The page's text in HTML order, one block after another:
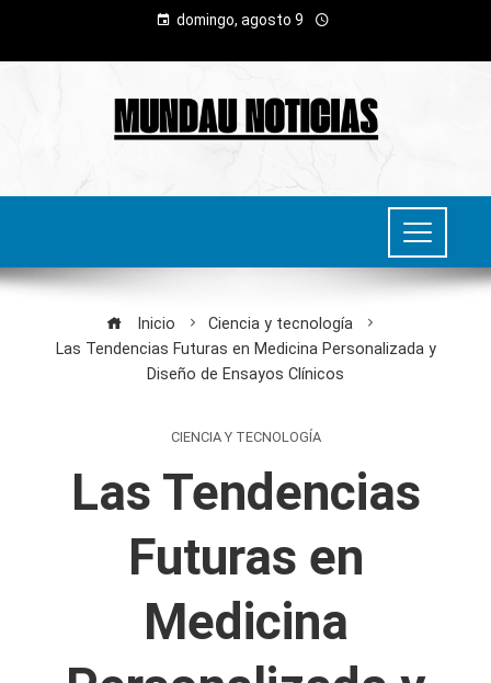
domingo, agosto 9
Inicio
Ciencia y tecnología
Las Tendencias Futuras en Medicina Personalizada y
Diseño de Ensayos Clínicos
CIENCIA Y TECNOLOGÍA
Las Tendencias
Futuras en
Medicina